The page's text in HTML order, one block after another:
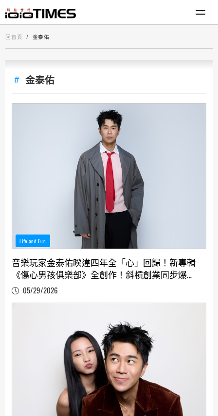
回首頁 金泰佑
金泰佑
Life and Fun
音樂玩家金泰佑睽違四年全「心」回歸！新專輯
《傷心男孩俱樂部》全創作！斜槓創業同步爆
發05/29/2026